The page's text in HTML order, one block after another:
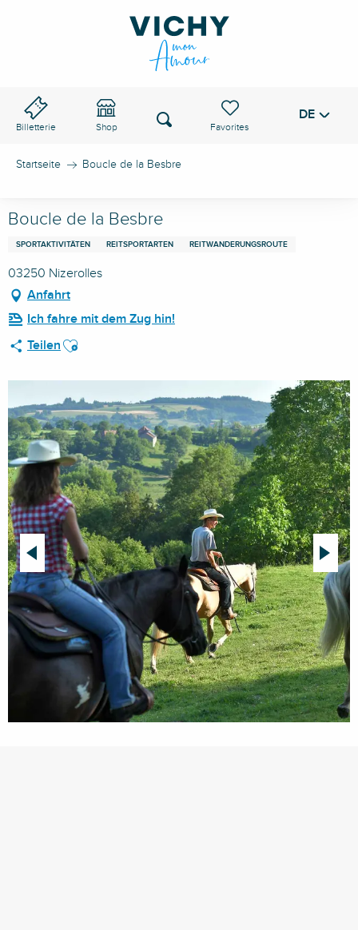
Billetterie Shop
Voir les favoris
Suche DE
Startseite Boucle de la Besbre
Boucle de la Besbre
SPORTAKTIVITÄTEN REITSPORTARTEN REITWANDERUNGSROUTE
03250 Nizerolles
Anfahrt
Ich fahre mit dem Zug hin!
Teilen Ajouter aux favoris